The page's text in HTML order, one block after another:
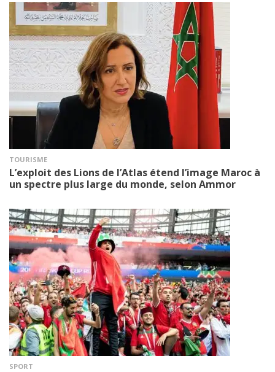
TOURISME
L’exploit des Lions de l’Atlas étend l’image Maroc à
un spectre plus large du monde, selon Ammor
SPORT